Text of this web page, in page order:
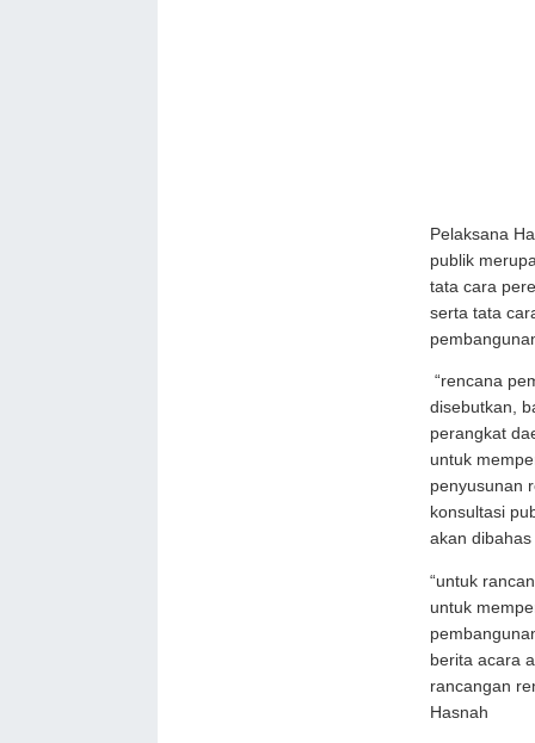
Pelaksana
publik
tata cara
serta tata
“rencana
disebutkan,
perangkat
untuk
penyusunan
konsultasi
akan
“untuk
untuk
berita acara
rancangan
Hasnah